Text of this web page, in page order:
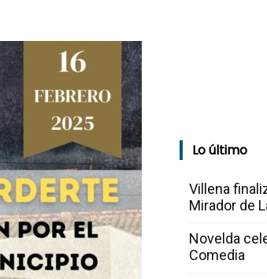
Lo último
Villena
Mirador de
Novelda
Comedia